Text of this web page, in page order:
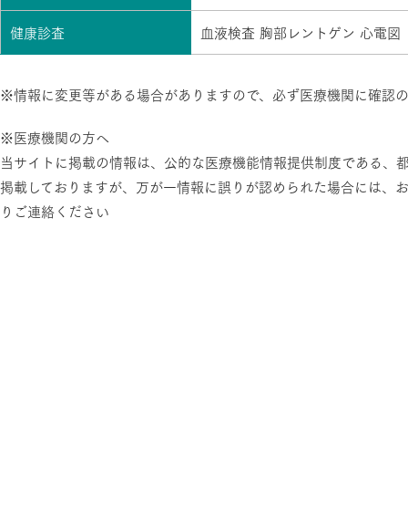
健康診査
血液検査 胸部レントゲン 心電図
※情報に変更等がある場合がありますので、必ず医療機関に確認
※医療機関の方へ
当サイトに掲載の情報は、公的な医療機能情報提供制度である、
掲載しておりますが、万が一情報に誤りが認められた場合には、
りご連絡ください